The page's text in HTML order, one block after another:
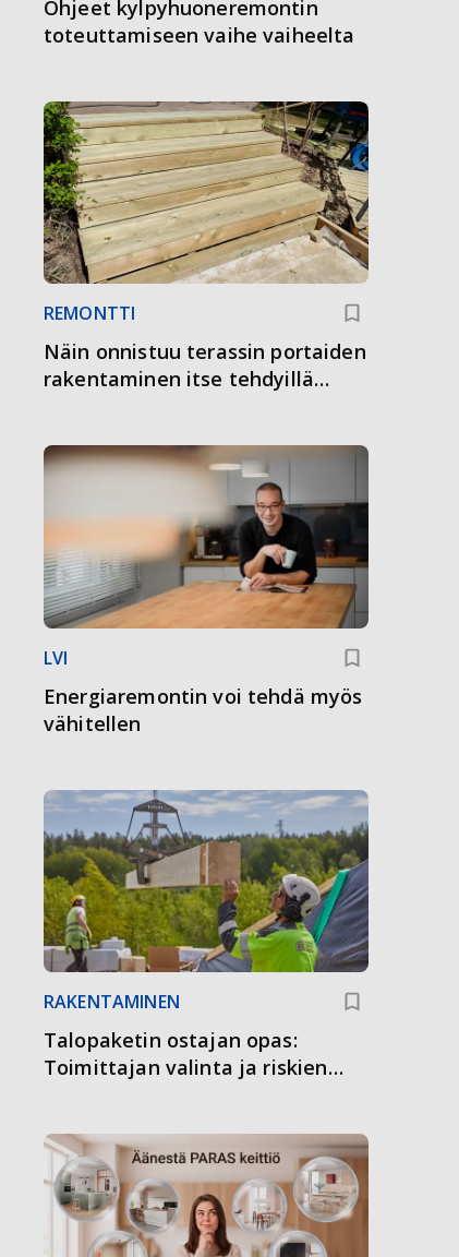
Ohjeet kylpyhuoneremontin
toteuttamiseen vaihe vaiheelta
REMONTTI
Näin onnistuu terassin portaiden
rakentaminen itse tehdyillä
LVI
Energiaremontin voi tehdä myös
vähitellen
RAKENTAMINEN
Talopaketin ostajan opas:
Toimittajan valinta ja riskien